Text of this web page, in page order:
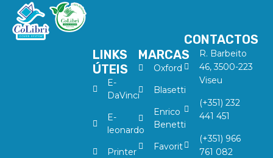
LINKS
ÚTEIS
E-
DaVinci
E-
leonardo
Printer
MARCAS
Oxford
Blasetti
Enrico
Benetti
Favorit
CONTACTOS
R. Barbeito
46, 3500-223
Viseu
(+351) 232
441 451
(+351) 966
761 082